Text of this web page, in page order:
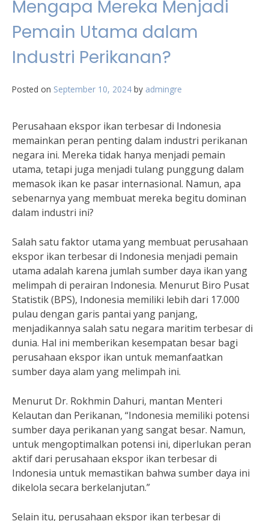
Mengapa Mereka Menjadi
Pemain Utama dalam
Industri Perikanan?
Posted on September 10, 2024 by admingre
Perusahaan ekspor ikan terbesar di Indonesia
memainkan peran penting dalam industri perikanan
negara ini. Mereka tidak hanya menjadi pemain
utama, tetapi juga menjadi tulang punggung dalam
memasok ikan ke pasar internasional. Namun, apa
sebenarnya yang membuat mereka begitu dominan
dalam industri ini?
Salah satu faktor utama yang membuat perusahaan
ekspor ikan terbesar di Indonesia menjadi pemain
utama adalah karena jumlah sumber daya ikan yang
melimpah di perairan Indonesia. Menurut Biro Pusat
Statistik (BPS), Indonesia memiliki lebih dari 17.000
pulau dengan garis pantai yang panjang,
menjadikannya salah satu negara maritim terbesar di
dunia. Hal ini memberikan kesempatan besar bagi
perusahaan ekspor ikan untuk memanfaatkan
sumber daya alam yang melimpah ini.
Menurut Dr. Rokhmin Dahuri, mantan Menteri
Kelautan dan Perikanan, “Indonesia memiliki potensi
sumber daya perikanan yang sangat besar. Namun,
untuk mengoptimalkan potensi ini, diperlukan peran
aktif dari perusahaan ekspor ikan terbesar di
Indonesia untuk memastikan bahwa sumber daya ini
dikelola secara berkelanjutan.”
Selain itu, perusahaan ekspor ikan terbesar di